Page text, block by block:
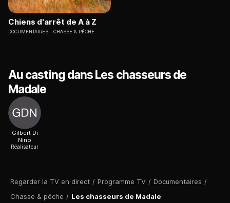
Regarder la TV en direct / Programme TV / Documentaires /
Chasse & pêche / Les chasseurs de Madale
Chiens d'arrêt de A à Z
DOCUMENTAIRES CHASSE & PÊCHE
Au casting dans Les chasseurs de
Madale
Gilbert Di
Nino
Réalisateur